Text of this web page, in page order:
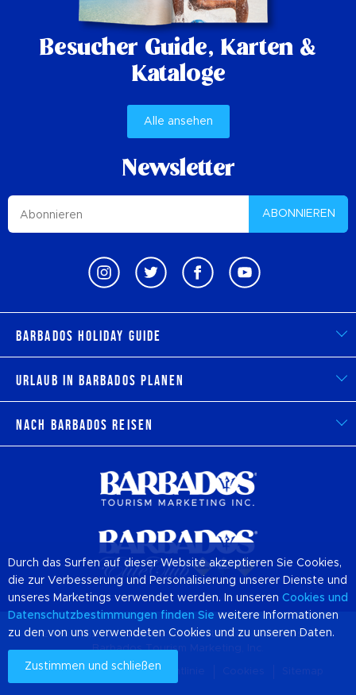
Besucher Guide, Karten &
Kataloge
Alle ansehen
Newsletter
ABONNIEREN
Barbados Holiday Guide
Urlaub in Barbados planen
Nach Barbados reisen
© 2026 Offizielle Website von Destination Barbadosund
Barbados Tourism Marketing, Inc.
Über uns Datenschutzrichtlinie
Durch das Surfen auf dieser Website akzeptieren Sie Cookies,
die zur Verbesserung und Personalisierung unserer Dienste und
unseres Marketings verwendet werden. In unseren Cookies und
Datenschutzbestimmungen finden Sie weitere Informationen
zu den von uns verwendeten Cookies und zu unseren Daten.
Zustimmen und schließen